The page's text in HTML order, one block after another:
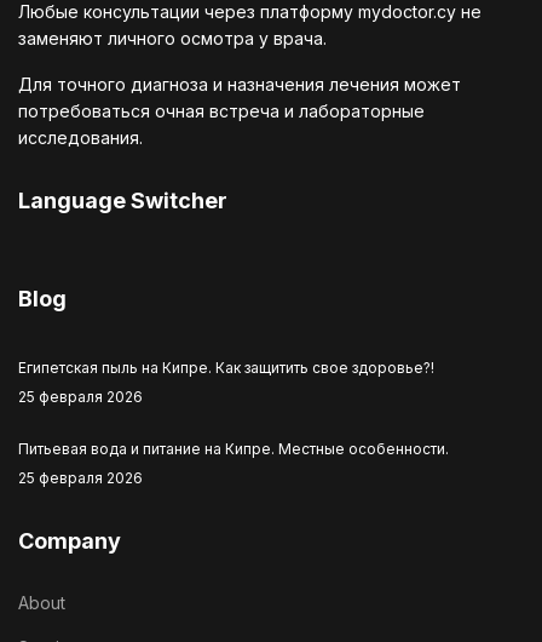
Любые консультации через платформу mydoctor.cy не
заменяют личного осмотра у врача.
Для точного диагноза и назначения лечения может
потребоваться очная встреча и лабораторные
исследования.
Language Switcher
Blog
Египетская пыль на Кипре. Как защитить свое здоровье?!
25 февраля 2026
Питьевая вода и питание на Кипре. Местные особенности.
25 февраля 2026
Company
About